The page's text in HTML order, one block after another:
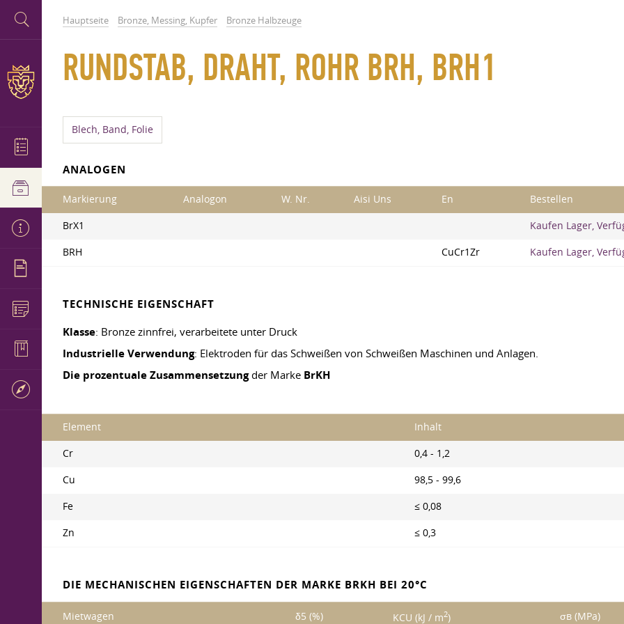
Hauptseite Bronze, Messing, Kupfer Bronze Halbzeuge
RUNDSTAB, DRAHT, ROHR BRH, BRH1
Blech, Band, Folie
ANALOGEN
Markierung Analogon W. Nr. Aisi Uns En Bestellen
BrX1 Kaufen Lager,
BRH CuCr1Zr Kaufen Lager,
TECHNISCHE EIGENSCHAFT
Klasse: Bronze zinnfrei, verarbeitete unter Druck
Industrielle Verwendung: Elektroden für das Schweißen von Schweißen Maschinen und Anlagen.
Die prozentuale Zusammensetzungder Marke BrKH
Element Inhalt
Cr 0,4 - 1,2
Cu 98,5 - 99,6
Fe ≤ 0,08
Zn ≤ 0,3
DIE MECHANISCHEN EIGENSCHAFTEN DER MARKE BRKH BEI 20°C
Mietwagen δ5 (%) KCU (kJ / m2) σв (MPa)